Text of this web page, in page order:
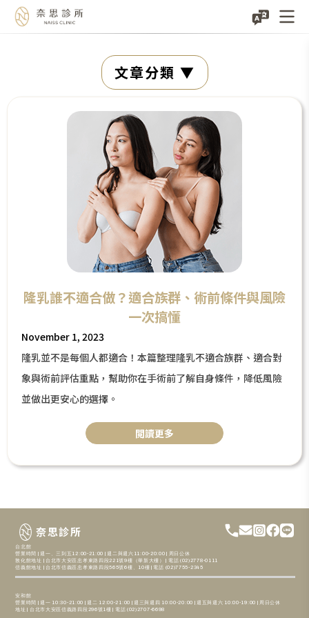
文章分類
隆乳誰不適合做？適合族群、術前條件與風險
一次搞懂
November 1, 2023
隆乳並不是每個人都適合！本篇整理隆乳不適合族群、適合對
象與術前評估重點，幫助你在手術前了解自身條件，降低風險
並做出更安心的選擇。
閲讀更多
奈思診所
台北館
營業時間 | 週一、三到五12:00-21:00 | 週二與週六11:00-20:00 | 周日公休
敦化館地址 | 台北市大安區忠孝東路四段221號9樓（華新大樓） | 電話 (02)2778-0111
信義館地址 | 台北市信義區忠孝東路四段565號6樓、10樓 | 電話 (02)7755-2345
安和館
營業時間 | 週一 10:30-21:00 | 週二 12:00-21:00 | 週三與週四 10:00-20:00 | 週五與週六 10:00-19:00 | 周日公休
地址 | 台北市大安區信義路四段296號1樓 | 電話 (02)2707-6698